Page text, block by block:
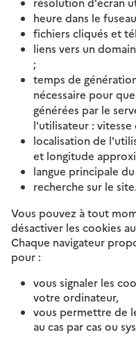
heure dans le
fichiers cliqués et
liens vers un
;
temps de
nécessaire pour
générées par le
l'utilisateur : vitesse
localisation de
et longitude
langue principale
recherche sur le site.
Vous pouvez à tout
désactiver les cookies
Chaque navigateur
pour :
vous signaler les
votre ordinateur,
vous permettre de
au cas par cas ou